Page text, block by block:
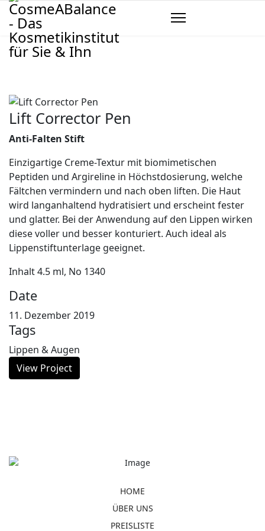
Lift Corrector Pen
Anti-Falten Stift
Einzigartige Creme-Textur mit biomimetischen
Peptiden und Argireline in Höchstdosierung, welche
Fältchen vermindern und nach oben liften. Die Haut
wird langanhaltend hydratisiert und erscheint fester
und glatter. Bei der Anwendung auf den Lippen wirken
diese voller und besser konturiert. Auch ideal als
Lippenstiftunterlage geeignet.
Inhalt 4.5 ml, No 1340
Date
11. Dezember 2019
Tags
Lippen & Augen
View Project
HOME
ÜBER UNS
PREISLISTE